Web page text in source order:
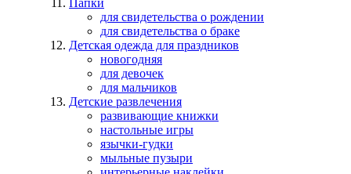
Папки
для свидетельства о рождении
для свидетельства о браке
Детская одежда для праздников
новогодняя
для девочек
для мальчиков
Детские развлечения
развивающие книжки
настольные игры
язычки-гудки
мыльные пузыри